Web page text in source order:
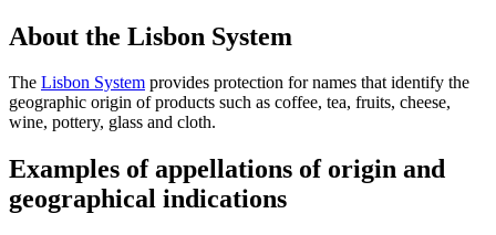
About the Lisbon System
The Lisbon System provides protection for names that identify the
geographic origin of products such as coffee, tea, fruits, cheese,
wine, pottery, glass and cloth.
Examples of appellations of origin and
geographical indications